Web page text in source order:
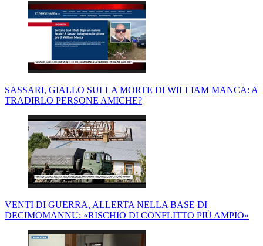
SASSARI, GIALLO SULLA MORTE DI WILLIAM MANCA: A
TRADIRLO PERSONE AMICHE?
VENTI DI GUERRA, ALLERTA NELLA BASE DI
DECIMOMANNU: «RISCHIO DI CONFLITTO PIÙ AMPIO»